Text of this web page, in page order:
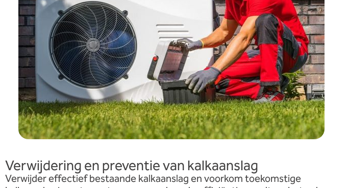
Verwijdering en preventie van kalkaanslag
Verwijder effectief bestaande kalkaanslag en voorkom toekomstige